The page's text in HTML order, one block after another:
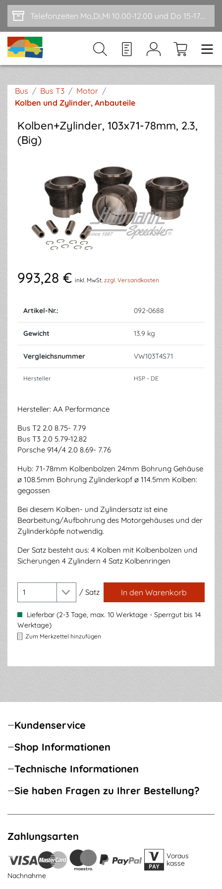
Zum Hauptinhalt springen Telefonzeiten Mo,Di,Mi 10.00-12.00 und Do 15-17.00
Bus / Bus T3 / Motor /
Kolben und Zylinder, Anbauteile
Kolben+Zylinder, 103x71-78mm, 2.3,
(Big)
993,28 € inkl. MwSt. zzgl. Versandkosten
Artikel-Nr.: 092-0688
Gewicht 13.9 kg
Vergleichsnummer VW103T4S71
Hersteller HSP - DE
Hersteller: AA Performance
Bus T2 2.0 8.75- 7.79
Bus T3 2.0 5.79-12.82
Porsche 914/4 2.0 8.69- 7.76
Hub: 71-78mm Kolbenbolzen 24mm Bohrung Gehäuse
ø 108.5mm Bohrung Zylinderkopf ø 114.5mm Kolben:
gegossen
Bei diesem Kolben- und Zylindersatz ist eine
Bearbeitung/Aufbohrung des Motorgehäuses und der
Zylinderköpfe notwendig.
Der Satz besteht aus: 4 Kolben mit Kolbenbolzen und
Sicherungen 4 Zylindern 4 Satz Kolbenringen
/ Satz In den Warenkorb
Lieferbar (2-3 Tage, max. 10 Werktage - Sperrgut bis 14
Werktage)
Zum Merkzettel hinzufügen
Kundenservice
Shop Informationen
Technische Informationen
Sie haben Fragen zu Ihrer Bestellung?
Zahlungsarten
Voraus
kasse
Nachnahme